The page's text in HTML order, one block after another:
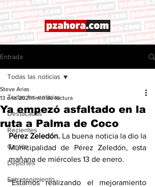
Entrada
Todas las noticias
Destacadas
Recientes
Cantón
Deportes
Entretenimiento
Todas las noticias
Ya empezó asfaltado en la
ruta a Palma de Coco
Steve Arias
13 ene 2021 1 min de lectura
Pérez Zeledón. La buena noticia la dio la
Municipalidad de Pérez Zeledón, esta
mañana de miércoles 13 de enero.
“Estamos realizando el mejoramiento